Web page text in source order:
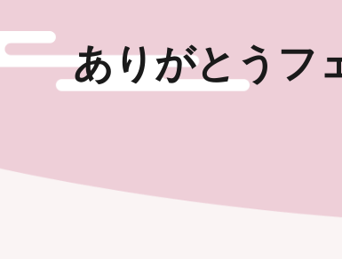
ありがとうフ